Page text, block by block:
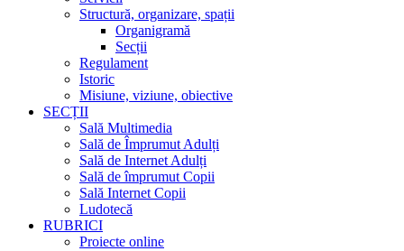
Structură, organizare, spații
Organigramă
Secții
Regulament
Istoric
Misiune, viziune, obiective
SECȚII
Sală Multimedia
Sală de Împrumut Adulți
Sală de Internet Adulți
Sală de împrumut Copii
Sală Internet Copii
Ludotecă
RUBRICI
Proiecte online